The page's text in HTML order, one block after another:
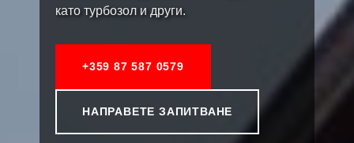
като турбозол и други.
+359 87 587 0579
НАПРАВЕТЕ ЗАПИТВАНЕ